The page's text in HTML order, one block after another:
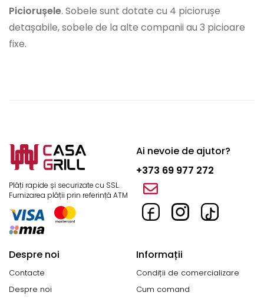
Piciorușele. Sobele sunt dotate cu 4 piciorușe
detașabile, sobele de la alte companii au 3 picioare
fixe.
Plăți rapide și securizate cu SSL.
Furnizarea plății prin referință ATM
Ai nevoie de ajutor?
+373 69 977 272
Despre noi
Contacte
Despre noi
Informații
Condiții de comercializare
Cum comand